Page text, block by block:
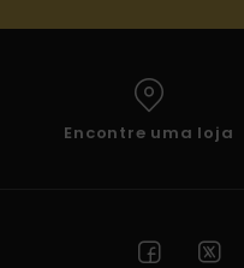
Encontre uma loja